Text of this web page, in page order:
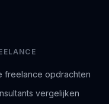
freelance opdrachten
vergelijken